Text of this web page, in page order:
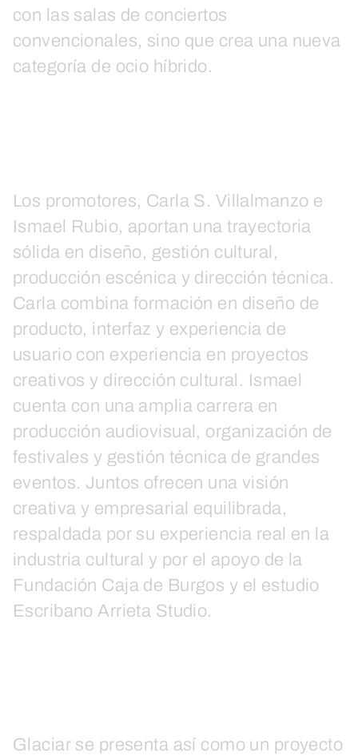
con las salas de conciertos
convencionales, sino que crea una nueva
categoría de ocio híbrido.
Los promotores, Carla S. Villalmanzo e
Ismael Rubio, aportan una trayectoria
sólida en diseño, gestión cultural,
producción escénica y dirección técnica.
Carla combina formación en diseño de
producto, interfaz y experiencia de
usuario con experiencia en proyectos
creativos y dirección cultural. Ismael
cuenta con una amplia carrera en
producción audiovisual, organización de
festivales y gestión técnica de grandes
eventos. Juntos ofrecen una visión
creativa y empresarial equilibrada,
respaldada por su experiencia real en la
industria cultural y por el apoyo de la
Fundación Caja de Burgos y el estudio
Escribano Arrieta Studio.
Glaciar se presenta así como un proyecto